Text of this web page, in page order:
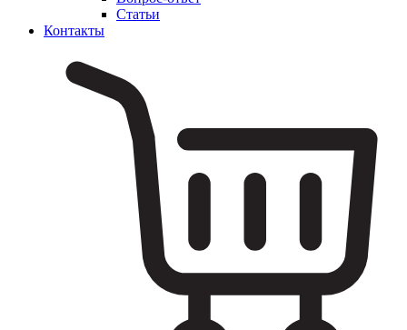
Статьи
Контакты